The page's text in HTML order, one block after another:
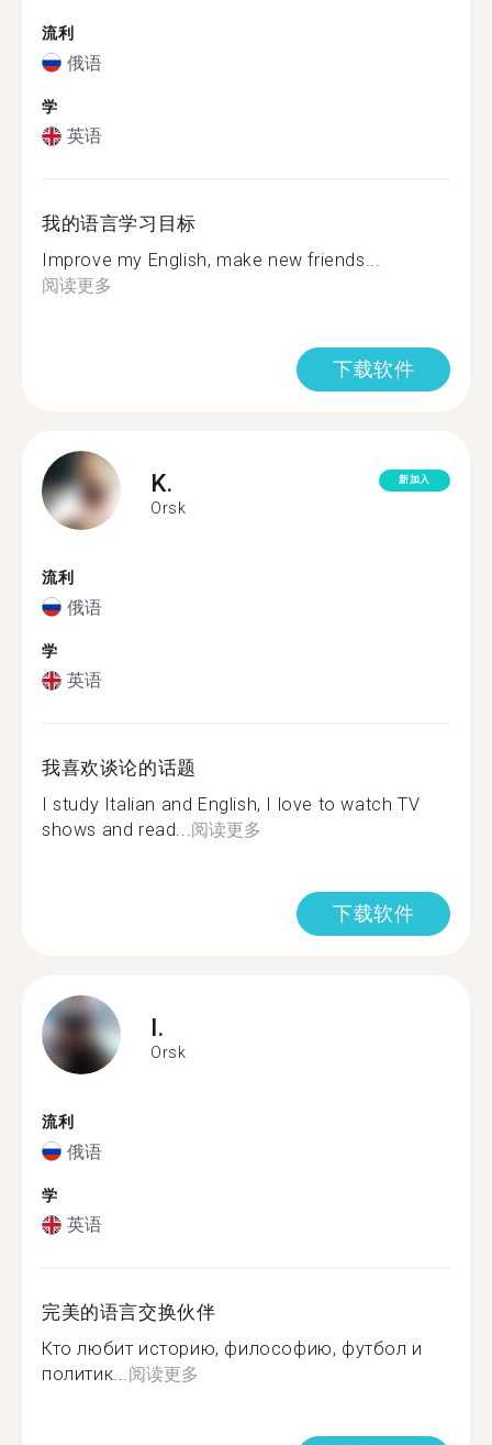
流利
俄语
学
英语
我的语言学习目标
Improve my English, make new friends...
阅读更多
下载软件
K.
Orsk
新加入
流利
俄语
学
英语
我喜欢谈论的话题
I study Italian and English, I love to watch TV
shows and read...阅读更多
下载软件
I.
Orsk
流利
俄语
学
英语
完美的语言交换伙伴
Кто любит историю, философию, футбол и
политик...阅读更多